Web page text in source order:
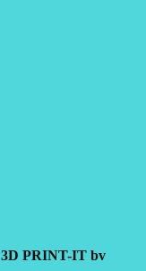
3D PRINT-IT bv